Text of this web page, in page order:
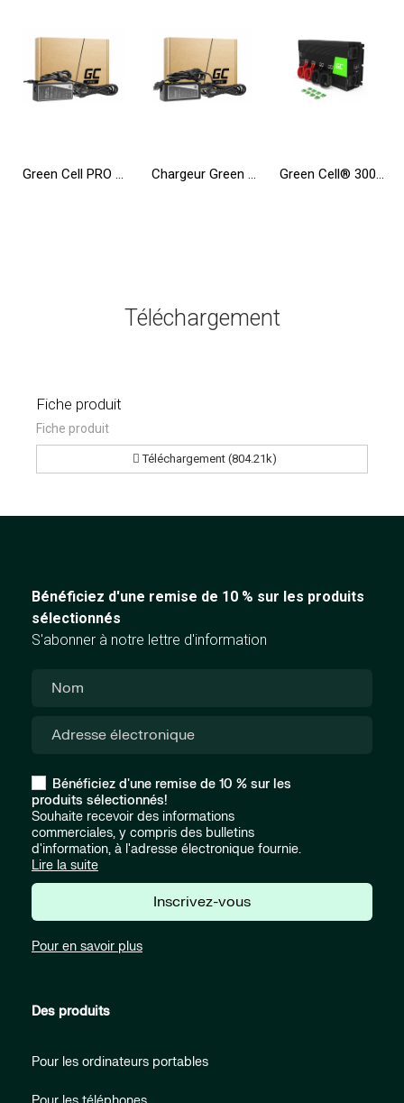
Green Cell PRO Chargeur pour Toshiba Satellite A200 L350 A300 A500 A505 A350D A660 L350 L300D Chargeur Green Cell PRO 20V 3.25A 65W pour Lenovo B50-80 G50 G50-30 V130-15IKB V310-15IKB IdeaPad S500 ThinkPad S540 X240 Green Cell® 3000W/6000W Convertisseur de Tension DC 12V AC 230V Onduleur Power Inverter
Téléchargement
Fiche produit
Fiche produit
Téléchargement (804.21k)
Bénéficiez d'une remise de 10 % sur les produits
sélectionnés
S'abonner à notre lettre d'information
Bénéficiez d'une remise de 10 % sur les
produits sélectionnés!
Souhaite recevoir des informations
commerciales, y compris des bulletins
d'information, à l'adresse électronique fournie.
Lire la suite
Inscrivez-vous
Pour en savoir plus
Des produits
Pour les ordinateurs portables